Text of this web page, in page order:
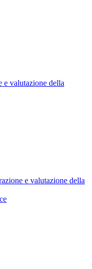
e valutazione della
e valutazione della